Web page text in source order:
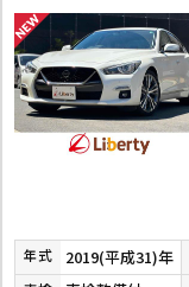
年式 2019(平成31)年